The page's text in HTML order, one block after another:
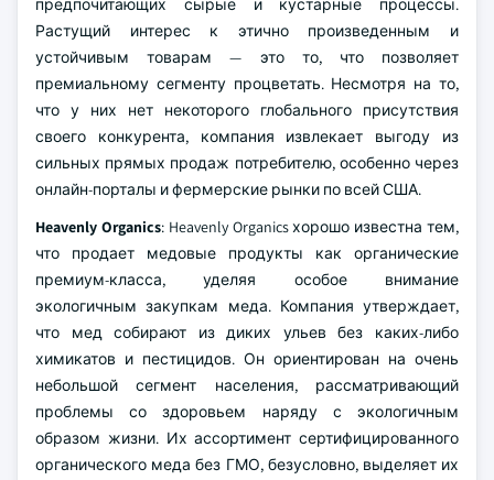
предпочитающих сырые и кустарные процессы.
Растущий интерес к этично произведенным и
устойчивым товарам — это то, что позволяет
премиальному сегменту процветать. Несмотря на то,
что у них нет некоторого глобального присутствия
своего конкурента, компания извлекает выгоду из
сильных прямых продаж потребителю, особенно через
онлайн-порталы и фермерские рынки по всей США.
Heavenly Organics: Heavenly Organics хорошо известна тем,
что продает медовые продукты как органические
премиум-класса, уделяя особое внимание
экологичным закупкам меда. Компания утверждает,
что мед собирают из диких ульев без каких-либо
химикатов и пестицидов. Он ориентирован на очень
небольшой сегмент населения, рассматривающий
проблемы со здоровьем наряду с экологичным
образом жизни. Их ассортимент сертифицированного
органического меда без ГМО, безусловно, выделяет их